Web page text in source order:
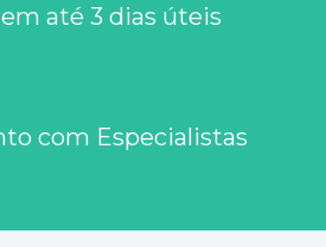
até 3 dias úteis
com Especialistas